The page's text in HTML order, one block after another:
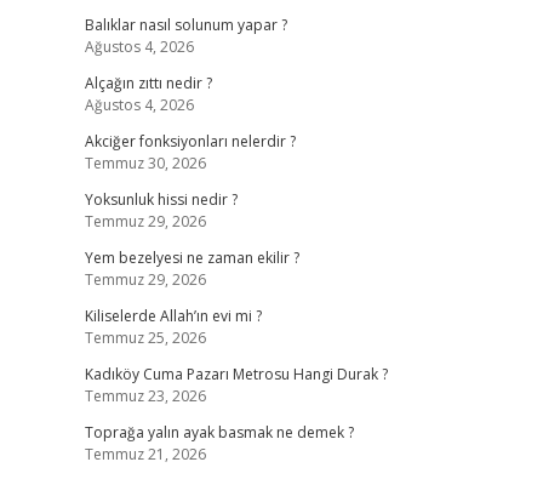
Balıklar nasıl solunum yapar ?
Ağustos 4, 2026
Alçağın zıttı nedir ?
Ağustos 4, 2026
Akciğer fonksiyonları nelerdir ?
Temmuz 30, 2026
Yoksunluk hissi nedir ?
Temmuz 29, 2026
Yem bezelyesi ne zaman ekilir ?
Temmuz 29, 2026
Kiliselerde Allah’ın evi mi ?
Temmuz 25, 2026
Kadıköy Cuma Pazarı Metrosu Hangi Durak ?
Temmuz 23, 2026
Toprağa yalın ayak basmak ne demek ?
Temmuz 21, 2026